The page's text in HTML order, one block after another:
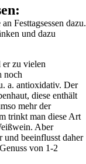
Festtagsessen dazu.
und dazu
zu vielen
noch
a. antioxidativ. Der
diese enthält
mehr der
trinkt man diese Art
Aber
beeinflusst daher
von 1-2